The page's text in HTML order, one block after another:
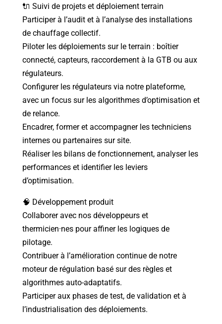
🔌 Suivi de projets et déploiement terrain
Participer à l’audit et à l’analyse des installations
de chauffage collectif.
Piloter les déploiements sur le terrain : boîtier
connecté, capteurs, raccordement à la GTB ou aux
régulateurs.
Configurer les régulateurs via notre plateforme,
avec un focus sur les algorithmes d’optimisation et
de relance.
Encadrer, former et accompagner les techniciens
internes ou partenaires sur site.
Réaliser les bilans de fonctionnement, analyser les
performances et identifier les leviers
d’optimisation.
🧠 Développement produit
Collaborer avec nos développeurs et
thermicien·nes pour affiner les logiques de
pilotage.
Contribuer à l’amélioration continue de notre
moteur de régulation basé sur des règles et
algorithmes auto-adaptatifs.
Participer aux phases de test, de validation et à
l’industrialisation des déploiements.